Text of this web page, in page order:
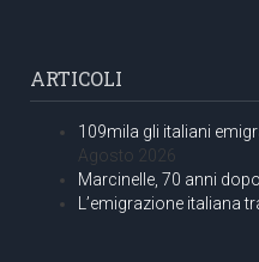
ARTICOLI
109mila gli italiani
Agosto 2026
Marcinelle, 70 anni dopo
L’emigrazione italiana